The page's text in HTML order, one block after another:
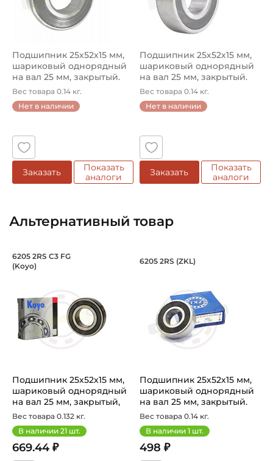
Смазка:
Классификация завода - производителя:
Однорядные радиальные шариковые подшипники
Страна происхождения:
Подшипник 25х52х15 мм,
шариковый однорядный
на вал 25 мм, закрытый.
Арт...
Вес товара 0.14 кг.
Нет в наличии
Заказать
Показать
аналоги
Подшипник 25х52х15 мм,
шариковый однорядный
на вал 25 мм, закрытый.
Арт...
Вес товара 0.14 кг.
Нет в наличии
Заказать
Показать
аналоги
Альтернативный товар
Подшипник 25х52х15 мм, шариковый
Подшипник шариковый 6205 2RS C3 FG Koyo, на вал 25
6205 2RS C3 FG
(Koyo)
Подшипник 25х52х15 мм,
шариковый однорядный
на вал 25 мм, закрытый,
уве...
Вес товара 0.132 кг.
В наличии 21 шт.
669.44 ₽
Подшипник
6205 2RS (ZKL)
Подшипник 25х52х15 мм,
шариковый однорядный
на вал 25 мм, закрытый.
Арт...
Вес товара 0.14 кг.
В наличии 1 шт.
498 ₽